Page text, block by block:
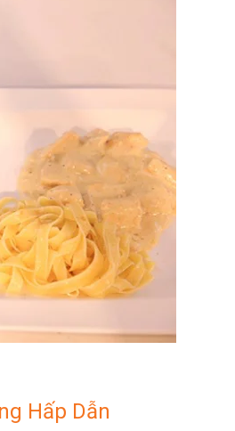
Hấp Dẫn